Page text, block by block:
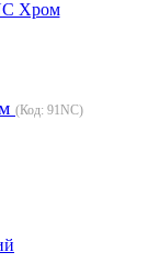
(Код: 91NC)